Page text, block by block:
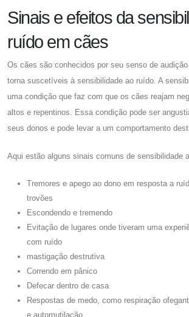
Sinais e efeitos da
ruído em cães
Os cães são conhecidos por seu senso de
torna suscetíveis à sensibilidade ao ruído. A
uma condição que faz com que os cães reajam
altos e repentinos. Essa condição pode ser
seus donos e pode levar a um comportamento
Aqui estão alguns sinais comuns de sensibilidade
Tremores e apego ao dono em resposta a
trovões
Escondendo e tremendo
Evitação de lugares onde tiveram uma
com ruído
mastigação destrutiva
Correndo em pânico
Defecar dentro de casa
Respostas de medo, como respiração
e automutilação